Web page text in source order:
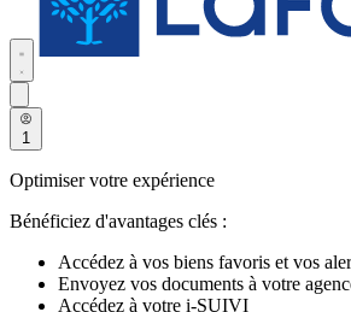
1
Optimiser votre expérience
Bénéficiez d'avantages clés :
Accédez à vos biens favoris et vos
Envoyez vos documents à votre
Accédez à votre i-SUIVI